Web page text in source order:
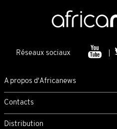
Réseaux sociaux
A propos d'Africanews
Contacts
Distribution